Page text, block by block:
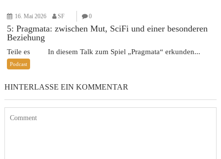
16. Mai 2026 SF 0
5: Pragmata: zwischen Mut, SciFi und einer besonderen
Beziehung
Teile es In diesem Talk zum Spiel „Pragmata“ erkunden...
Podcast
HINTERLASSE EIN KOMMENTAR